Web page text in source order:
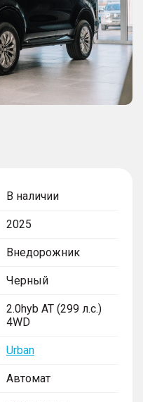
В наличии
2025
Внедорожник
Черный
2.0hyb AT (299 л.с.)
4WD
Urban
Автомат